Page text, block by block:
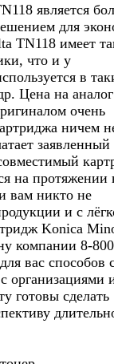
является
для
TN118 имеет
что и у
в
Цена на аналог
очень
ничем
заявленный
на протяжении
вам никто не
и с
Konica
компании 8-
вас способов
организациями
готовы сделать